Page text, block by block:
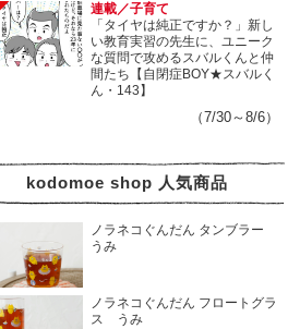
連載／子育て
「タイヤは純正ですか？」新し
い教育実習の先生に、ユニーク
な質問で攻めるスバルくんと仲
間たち【自閉症BOY★スバルく
ん・143】
（7/30～8/6）
kodomoe shop 人気商品
ノラネコぐんだん タンブラー
うみ
ノラネコぐんだん フロートグラ
ス うみ